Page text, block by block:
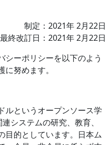
制定： 2021年2月22日
最終改訂日： 2021年2月22日
シーポリシーを以下のよう
努めます。
というオープンソース学
システムの研究、教育、
目的としています。日本ム